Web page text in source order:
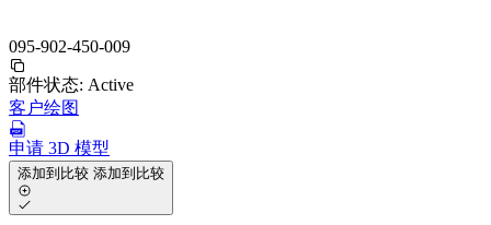
095-902-450-009
部件状态: Active
客户绘图
申请 3D 模型
添加到比较 添加到比较